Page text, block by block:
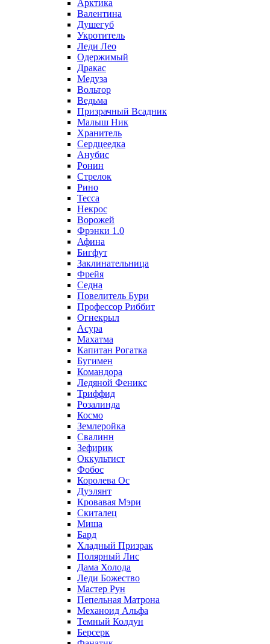
Арктика
Валентина
Душегуб
Укротитель
Леди Лео
Одержимый
Дракас
Медуза
Вольтор
Ведьма
Призрачный Всадник
Малыш Ник
Хранитель
Сердцеедка
Анубис
Ронин
Стрелок
Рино
Тесса
Некрос
Ворожей
Фрэнки 1.0
Афина
Бигфут
Заклинательница
Фрейя
Седна
Повелитель Бури
Профеcсор Риббит
Огнекрыл
Асура
Махатма
Капитан Рогатка
Бугимен
Командора
Ледяной Феникс
Триффид
Розалинда
Космо
Землеройка
Свалинн
Зефирик
Оккультист
Фобос
Королева Ос
Дуэлянт
Кровавая Мэри
Скиталец
Миша
Бард
Хладный Призрак
Полярный Лис
Дама Холода
Леди Божество
Мастер Рун
Пепельная Матрона
Механоид Альфа
Темный Колдун
Берсерк